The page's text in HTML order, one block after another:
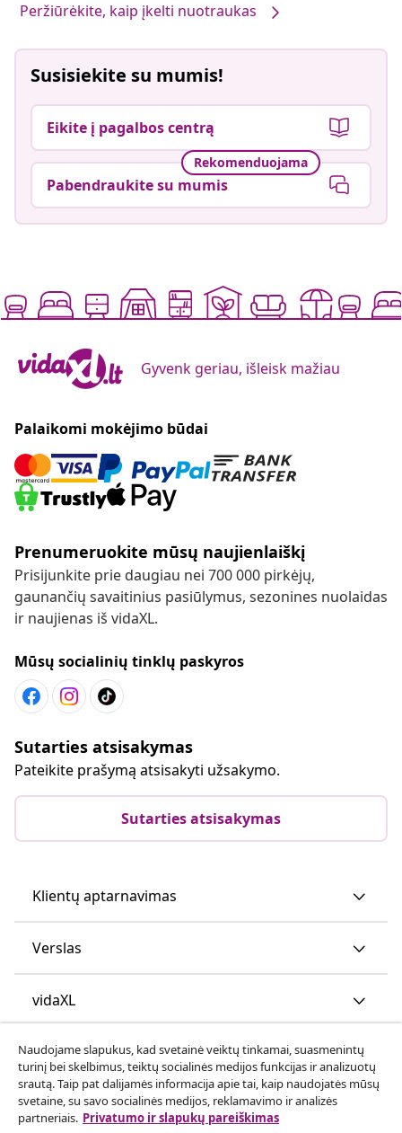
Peržiūrėkite, kaip įkelti nuotraukas
Susisiekite su mumis!
Eikite į pagalbos centrą
Rekomenduojama
Pabendraukite su mumis
Gyvenk geriau, išleisk mažiau
Palaikomi mokėjimo būdai
Prenumeruokite mūsų naujienlaiškį
Prisijunkite prie daugiau nei 700 000 pirkėjų,
gaunančių savaitinius pasiūlymus, sezonines nuolaidas
ir naujienas iš vidaXL.
Mūsų socialinių tinklų paskyros
Sutarties atsisakymas
Pateikite prašymą atsisakyti užsakymo.
Sutarties atsisakymas
Klientų aptarnavimas
Verslas
vidaXL
Atraskite daugiau
Naudojame slapukus, kad svetainė veiktų tinkamai, suasmenintų
turinį bei skelbimus, teiktų socialinės medijos funkcijas ir analizuotų
srautą. Taip pat dalijamės informacija apie tai, kaip naudojatės mūsų
svetaine, su savo socialinės medijos, reklamavimo ir analizės
partneriais. Privatumo ir slapukų pareiškimas